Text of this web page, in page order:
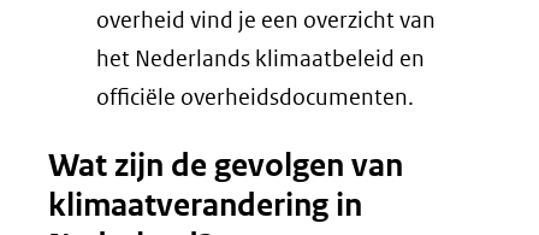
overheid vind je een overzicht van
het Nederlands klimaatbeleid en
officiële overheidsdocumenten.
Wat zijn de gevolgen van
klimaatverandering in